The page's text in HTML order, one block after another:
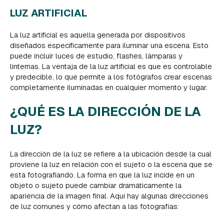
LUZ ARTIFICIAL
La luz artificial es aquella generada por dispositivos
diseñados específicamente para iluminar una escena. Esto
puede incluir luces de estudio, flashes, lámparas y
linternas. La ventaja de la luz artificial es que es controlable
y predecible, lo que permite a los fotógrafos crear escenas
completamente iluminadas en cualquier momento y lugar.
¿QUÉ ES LA DIRECCIÓN DE LA
LUZ?
La dirección de la luz se refiere a la ubicación desde la cual
proviene la luz en relación con el sujeto o la escena que se
está fotografiando. La forma en que la luz incide en un
objeto o sujeto puede cambiar dramáticamente la
apariencia de la imagen final. Aquí hay algunas direcciones
de luz comunes y cómo afectan a las fotografías: